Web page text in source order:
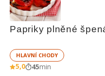
Papriky plněné
HLAVNÍ CHODY
5,0 45min